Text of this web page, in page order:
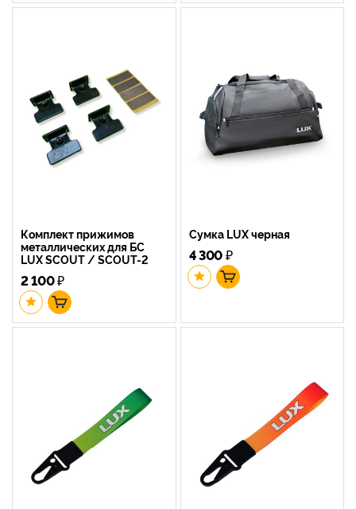
Комплект прижимов
металлических для БС
LUX SCOUT / SCOUT-2
2 100₽
Сумка LUX черная
4 300₽